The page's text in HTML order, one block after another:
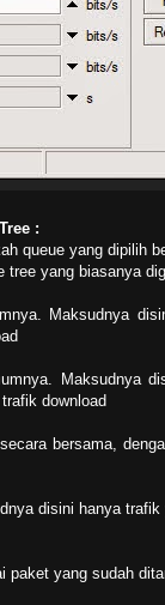
:
queue yang dipilih
tree yang biasanya
Maksudnya
Maksudnya
download
bersama,
disini hanya
paket yang sudah